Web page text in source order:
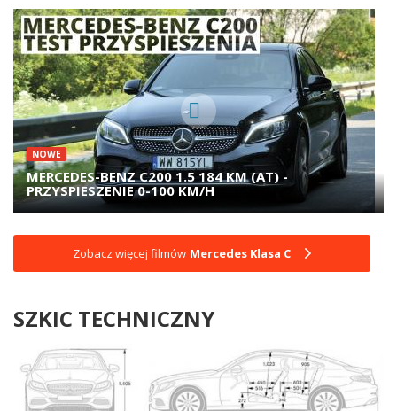
NOWE
MERCEDES-BENZ C200 1.5 184 KM (AT) -
PRZYSPIESZENIE 0-100 KM/H
Zobacz więcej filmów Mercedes Klasa C
SZKIC TECHNICZNY